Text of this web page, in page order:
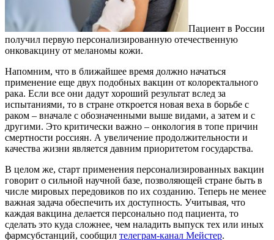
Пациент в России
получил первую персонализированную отечественную
онковакцину от меланомы кожи.
Напомним, что в ближайшее время должно начаться
применение еще двух подобных вакцин от колоректального
рака. Если все они дадут хороший результат вслед за
испытаниями, то в стране откроется новая веха в борьбе с
раком – вначале с обозначенными выше видами, а затем и с
другими. Это критически важно – онкология в топе причин
смертности россиян. А увеличение продолжительности и
качества жизни является давним приоритетом государства.
В целом же, старт применения персонализированных вакцин
говорит о сильной научной базе, позволяющей стране быть в
числе мировых передовиков по их созданию. Теперь не менее
важная задача обеспечить их доступность. Учитывая, что
каждая вакцина делается персонально под пациента, то
сделать это куда сложнее, чем наладить выпуск тех или иных
фармсубстанций, сообщил телеграм-канал Мейстер.